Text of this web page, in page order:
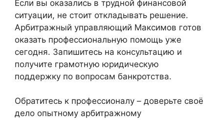
Если вы оказались в трудной финансовой
ситуации, не стоит откладывать решение.
Арбитражный управляющий Максимов готов
оказать профессиональную помощь уже
сегодня. Запишитесь на консультацию и
получите грамотную юридическую
поддержку по вопросам банкротства.
Обратитесь к профессионалу – доверьте своё
дело опытному арбитражному